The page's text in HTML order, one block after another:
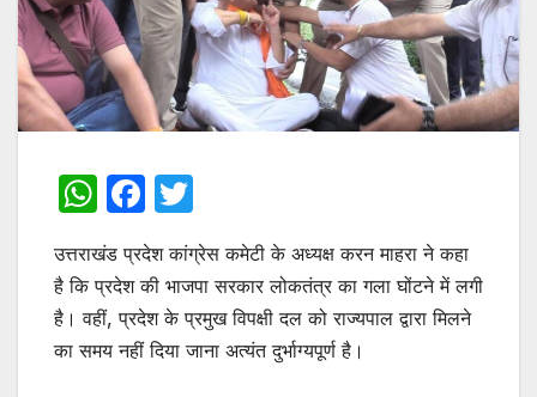
W
at
s
A
F
c
e
b
w
itt
er
उत्तराखंड प्रदेश कांग्रेस कमेटी के अध्यक्ष करन माहरा ने कहा
है कि प्रदेश की भाजपा सरकार लोकतंत्र का गला घोंटने में लगी
है। वहीं, प्रदेश के प्रमुख विपक्षी दल को राज्यपाल द्वारा मिलने
का समय नहीं दिया जाना अत्यंत दुर्भाग्यपूर्ण है।